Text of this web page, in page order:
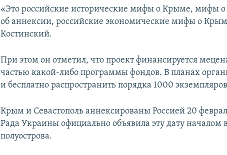
«Это российские исторические мифы о Крыме, мифы
об аннексии, российские экономические мифы о
Костинский.
При этом он отметил, что проект финансируется
частью какой-либо программы фондов. В планах
и бесплатно распространить порядка 1000
Крым и Севастополь аннексированы Россией 20
Рада Украины официально объявила эту дату
полуострова.